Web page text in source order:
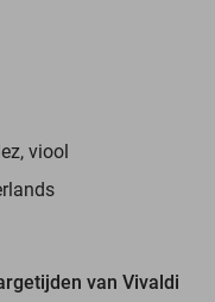
viool
van Vivaldi